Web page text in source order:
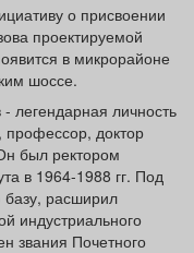
Проекты
Погода
о присвоении
проектируемой
в микрорайоне
шоссе.
легендарная личность
профессор, доктор
был ректором
в 1964-1988 гг. Под
базу, расширил
индустриального
звания Почетного